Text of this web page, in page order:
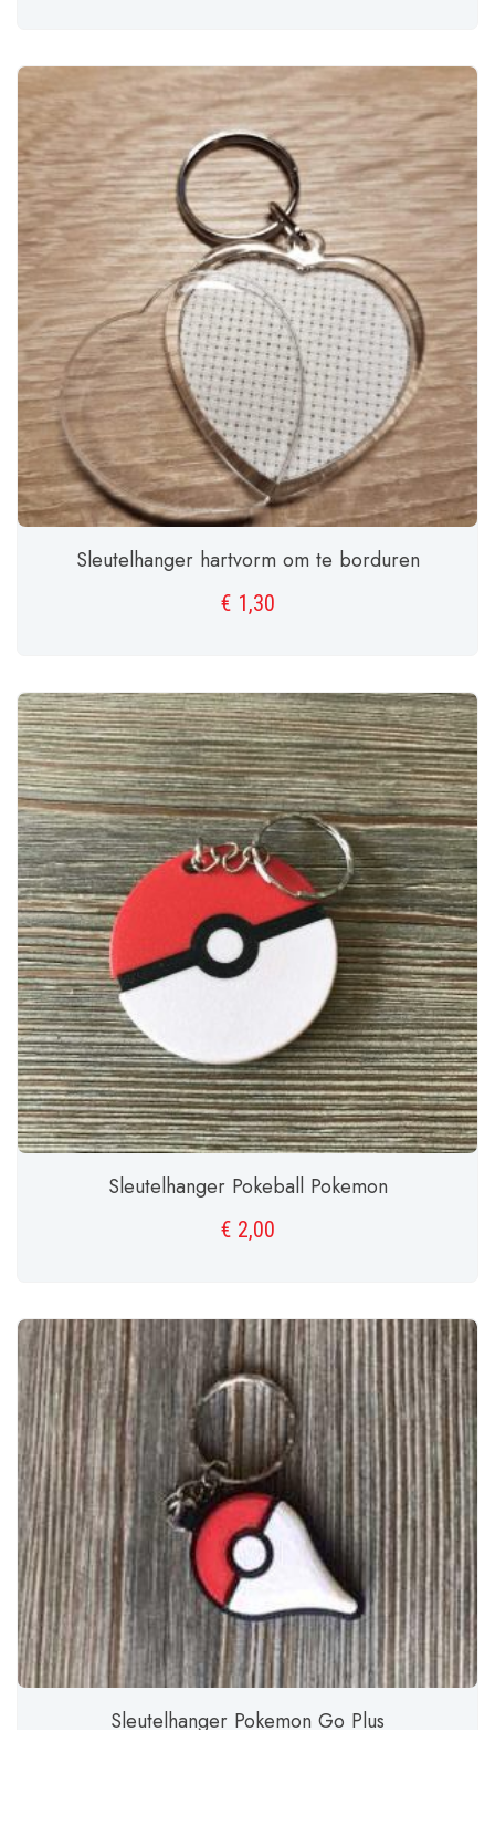
TOEVOEGEN AAN WINKELWAGEN
Sleutelhanger hartvorm om te borduren
€1,30
TOEVOEGEN AAN WINKELWAGEN
Sleutelhanger Pokeball Pokemon
€2,00
TOEVOEGEN AAN WINKELWAGEN
Sleutelhanger Pokemon Go Plus